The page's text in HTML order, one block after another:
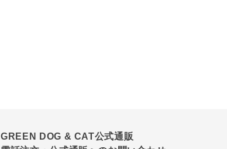
GREEN DOG & CAT公式通販